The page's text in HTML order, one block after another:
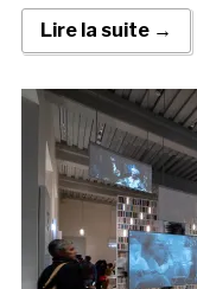
Lire la suite →